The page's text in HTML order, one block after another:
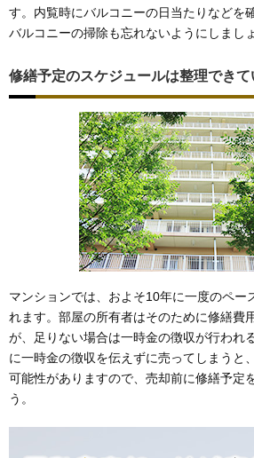
す。内覧時にバルコニーの日当たりなどを
バルコニーの掃除も忘れないようにしましょ
修繕予定のスケジュールは整理できて
マンションでは、およそ10年に一度のペー
れます。部屋の所有者はそのために修繕費
が、足りない場合は一時金の徴収が行われ
に一時金の徴収を伝えずに売ってしまうと
可能性がありますので、売却前に修繕予定
う。